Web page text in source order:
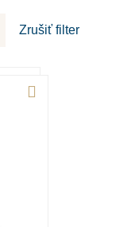
Zrušiť filter